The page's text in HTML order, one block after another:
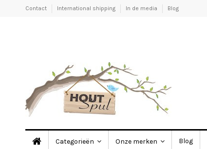
Contact International shipping In de media Blog
Categorieën Onze merken Blog